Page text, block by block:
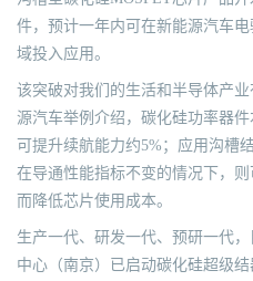
件，预计一年内可在新能源汽车
域投入应用。
该突破对我们的生活和半导体产
源汽车举例介绍，碳化硅功率器
可提升续航能力约5%；应用沟槽
在导通性能指标不变的情况下，
而降低芯片使用成本。
生产一代、研发一代、预研一代
中心（南京）已启动碳化硅超级